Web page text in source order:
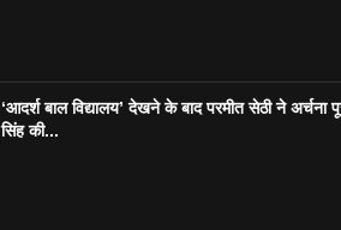
‘आदर्श बाल विद्यालय’ देखने के बाद परमीत सेठी ने अर्चना
सिंह की...